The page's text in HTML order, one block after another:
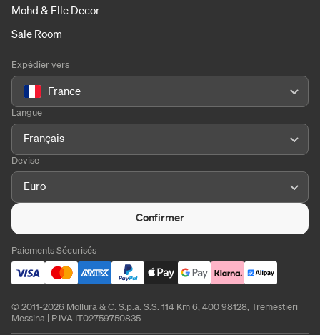
Mohd & Elle Decor
Sale Room
Expédier vers
France
Langue
Français
Devise
Euro
Confirmer
Paiements Sécurisés
© 2011-2026 Mollura & C. S.p.a. S.S. 114 Km 6, 400 98128, Tremestieri
Messina | P.IVA IT02759750835